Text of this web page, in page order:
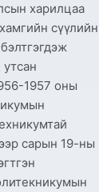
харилцаа
сүүлийн
1957 оны
сарын 19-ны